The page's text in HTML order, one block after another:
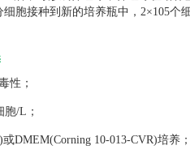
胞接种到新的培养瓶中， 2×105个
性；
/L；
10-013-CVR)培养；